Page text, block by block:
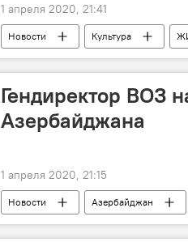
1 апреля 2020, 21:41
Новости Культура
Раксана Исмайлова
Дамла
Гендиректор ВОЗ
Азербайджана
1 апреля 2020, 21:15
Новости Азербайджан